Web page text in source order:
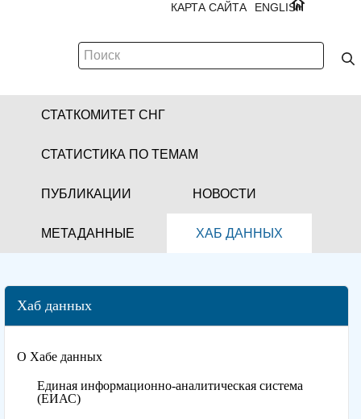
ENGLISH
КАРТА САЙТА
СТАТКОМИТЕТ СНГ
СТАТИСТИКА ПО ТЕМАМ
ПУБЛИКАЦИИ НОВОСТИ
МЕТАДАННЫЕ ХАБ ДАННЫХ
Хаб данных
О Хабе данных
Единая информационно-аналитическая система
(ЕИАС)